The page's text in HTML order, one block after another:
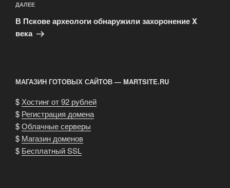
Следующая
запись
ДАЛЕЕ
В Пскове археологи обнаружили захоронение X
века
МАГАЗИН ГОТОВЫХ САЙТОВ — MARTSITE.RU
$ Хостинг от 92 рублей
$ Регистрация домена
$Облачные серверы
$ Магазин доменов
$ Бесплатный SSL